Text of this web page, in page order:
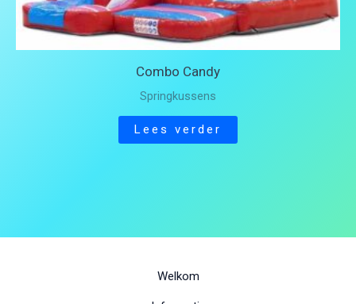
Combo Candy
Springkussens
Lees verder
Welkom